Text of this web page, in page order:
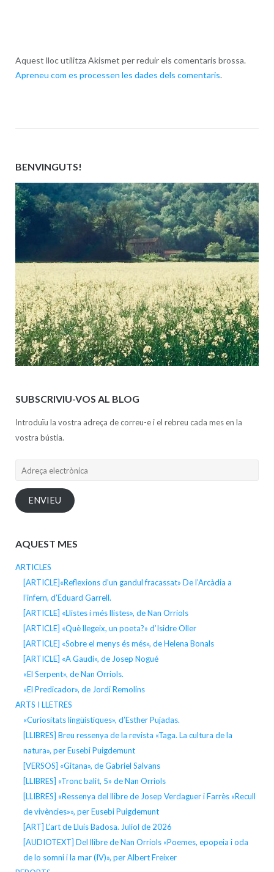
Aquest lloc utilitza Akismet per reduir els comentaris brossa.
Apreneu com es processen les dades dels comentaris.
BENVINGUTS!
SUBSCRIVIU-VOS AL BLOG
Introduïu la vostra adreça de correu-e i el rebreu cada mes en la
vostra bústia.
Adreça
ENVIEU
AQUEST MES
ARTICLES
[ARTICLE]«Reflexions d’un gandul fracassat» De l’Arcàdia a
l’infern, d’Eduard Garrell.
[ARTICLE] «Llistes i més llistes», de Nan Orriols
[ARTICLE] «Què llegeix, un poeta?» d’Isidre Oller
[ARTICLE] «Sobre el menys és més», de Helena Bonals
[ARTICLE] «A Gaudí», de Josep Nogué
«El Serpent», de Nan Orriols.
«El Predicador», de Jordi Remolins
ARTS I LLETRES
«Curiositats lingüístiques», d’Esther Pujadas.
[LLIBRES] Breu ressenya de la revista «Taga. La cultura de la
natura», per Eusebi Puigdemunt
[VERSOS] «Gitana», de Gabriel Salvans
[LLIBRES] «Tronc balit, 5» de Nan Orriols
[LLIBRES] «Ressenya del llibre de Josep Verdaguer i Farrès «Recull
de vivències»», per Eusebi Puigdemunt
[ART] L’art de Lluís Badosa. Juliol de 2026
[AUDIOTEXT] Del llibre de Nan Orriols «Poemes, epopeia i oda
de lo somni i la mar (IV)», per Albert Freixer